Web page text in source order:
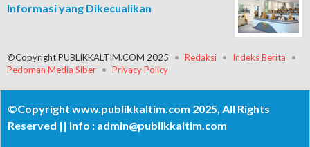
Informasi yang Dikecualikan
©Copyright PUBLIKKALTIM.COM 2025 Redaksi
Indeks Berita
Pedoman Media Siber
Privacy Policy
©Copyright www.publikkaltim.com 2025, All Rights
Reserved || Info : admin@publikkaltim.com